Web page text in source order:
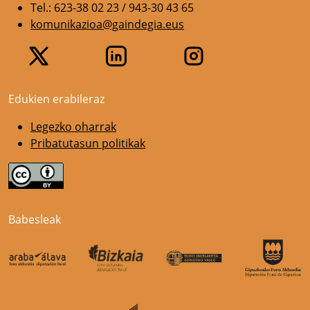
Tel.: 623-38 02 23 / 943-30 43 65
komunikazioa@gaindegia.eus
Edukien erabileraz
Legezko oharrak
Pribatutasun politikak
Babesleak